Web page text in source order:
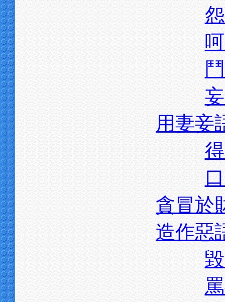
用妻妾
貪冒於
造作惡